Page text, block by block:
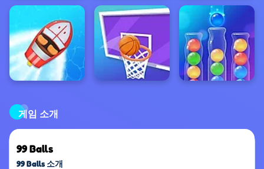
게임 소개
99 Balls
99 Balls 소개